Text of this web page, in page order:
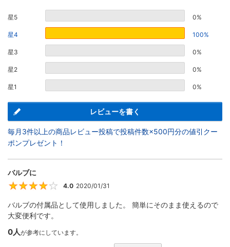
星5 0%
星4 100%
星3 0%
星2 0%
星1 0%
レビューを書く
毎月3件以上の商品レビュー投稿で投稿件数×500円分の値引クー
ポンプレゼント！
バルブに
4
4.0 2020/01/31
バルブの付属品として使用しました。 簡単にそのまま使えるので
大変便利です。
0人が参考にしています。